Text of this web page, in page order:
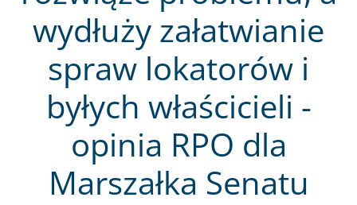
wydłuży załatwianie
spraw lokatorów i
byłych właścicieli -
opinia RPO dla
Marszałka Senatu